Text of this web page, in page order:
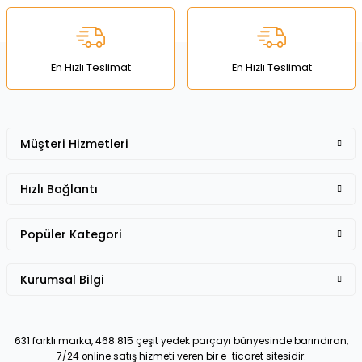
Ürün fiyatı diğer sitelerden daha pahalı.
Bu ürüne benzer farklı alternatifler olmalı.
En Hızlı Teslimat En Hızlı Teslimat
631 farklı marka, 468.815 çeşit yedek parçayı bünyesinde barındıran,
7/24 online satış hizmeti veren bir e-ticaret sitesidir.
Müşteri Hizmetleri
Hızlı Bağlantı
Popüler Kategori
Kurumsal Bilgi